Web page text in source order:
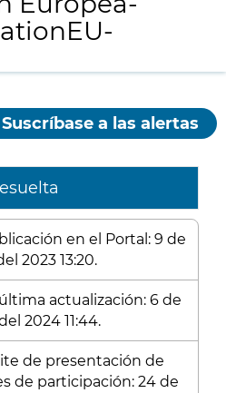
Suscríbase a las alertas
en el Portal: 9 de
2023 13:20.
actualización: 6 de
2024 11:44.
de presentación de
de participación: 24 de